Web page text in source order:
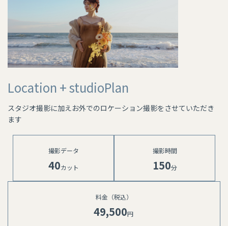
Location + studioPlan
スタジオ撮影に加えお外でのロケーション撮影をさせていただき
ます
撮影データ
40カット
撮影時間
150分
料金（税込）
49,500円 ⁡